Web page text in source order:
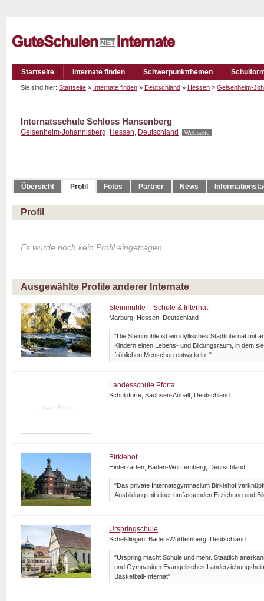
Startseite Internate finden Schwerpunktthemen
Sie sind hier: Startseite » Internate finden » Deutschland » Hessen » Geisenheim-
Internatsschule Schloss Hansenberg
Geisenheim-Johannisberg, Hessen, Deutschland Webseite
Übersicht Profil Fotos Partner News
Profil
Es wurde noch kein Profil eingetragen.
Ausgewählte Profile anderer Internate
Steinmühle – Schule & Internat
Marburg, Hessen, Deutschland
"Die Steinmühle ist ein idyllisches Stadtinternat mit
Kindern einen Lebens- und Bildungsraum, in dem
fröhlichen Menschen entwickeln. "
Landesschule Pforta
Schulpforte, Sachsen-Anhalt, Deutschland
Birklehof
Hinterzarten, Baden-Württemberg, Deutschland
"Das private Internatsgymnasium Birklehof
Ausbildung mit einer umfassenden Erziehung und
Urspringschule
Schelklingen, Baden-Württemberg, Deutschland
"Urspring macht Schule und mehr. Staatlich
und Gymnasium Evangelisches
Basketball-Internat"